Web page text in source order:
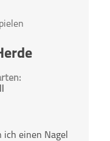
ich einen Nagel